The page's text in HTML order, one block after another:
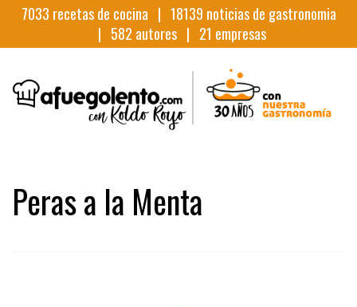
7033 recetas de cocina | 18139 noticias de gastronomia
| 582 autores | 21 empresas
Peras a la Menta